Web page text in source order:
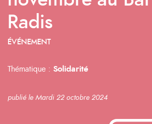
Radis
ÉVÉNEMENT
Thématique : Solidarité
publié le Mardi 22 octobre 2024